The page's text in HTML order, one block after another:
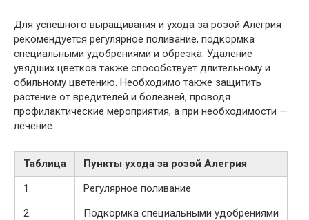
Для успешного выращивания и ухода за розой Алегрия
рекомендуется регулярное поливание, подкормка
специальными удобрениями и обрезка. Удаление
увядших цветков также способствует длительному и
обильному цветению. Необходимо также защитить
растение от вредителей и болезней, проводя
профилактические мероприятия, а при необходимости —
лечение.
Таблица
Пункты ухода за розой Алегрия
1.
Регулярное поливание
2.
Подкормка специальными удобрениями